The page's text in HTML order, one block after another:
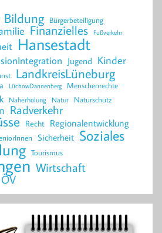
Bildung Bürgerbeteiligung
Finanzielles Fußverkehr
Hansestadt
Jugend Kinder
LandkreisLüneburg
LüchowDannenberg Menschenrechte
Naherholung Natur Naturschutz
Radverkehr
Recht Regionalentwicklung
Sicherheit Soziales
Tourismus
Wirtschaft
ÖV